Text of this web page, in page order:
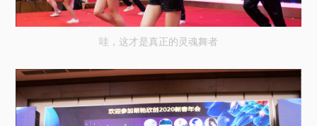
哇，这才是真正的灵魂舞者